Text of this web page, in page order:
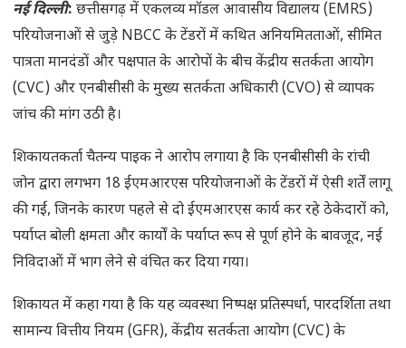
नई दिल्ली: छत्तीसगढ़ में एकलव्य मॉडल आवासीय विद्यालय (EMRS)
परियोजनाओं से जुड़े NBCC के टेंडरों में कथित अनियमितताओं, सीमित
पात्रता मानदंडों और पक्षपात के आरोपों के बीच केंद्रीय सतर्कता आयोग
(CVC) और एनबीसीसी के मुख्य सतर्कता अधिकारी (CVO) से व्यापक
जांच की मांग उठी है।
शिकायतकर्ता चैतन्य पाइक ने आरोप लगाया है कि एनबीसीसी के रांची
जोन द्वारा लगभग 18 ईएमआरएस परियोजनाओं के टेंडरों में ऐसी शर्तें लागू
की गईं, जिनके कारण पहले से दो ईएमआरएस कार्य कर रहे ठेकेदारों को,
पर्याप्त बोली क्षमता और कार्यों के पर्याप्त रूप से पूर्ण होने के बावजूद, नई
निविदाओं में भाग लेने से वंचित कर दिया गया।
शिकायत में कहा गया है कि यह व्यवस्था निष्पक्ष प्रतिस्पर्धा, पारदर्शिता तथा
सामान्य वित्तीय नियम (GFR), केंद्रीय सतर्कता आयोग (CVC) के